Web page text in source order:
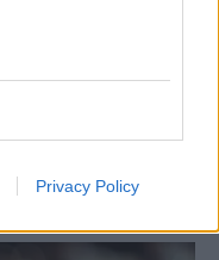
Privacy Policy